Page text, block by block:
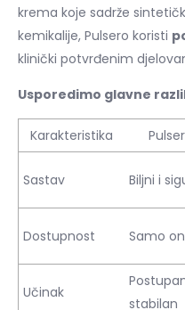
krema koje sadrže
kemikalije, Pulsero koristi
klinički potvrđenim
Usporedimo glavne
Karakteristika
Sastav Biljni i
Dostupnost Samo
Učinak
stabilan